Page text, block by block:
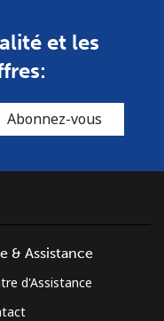
et les
Abonnez-vous
& Assistance
d'Assistance